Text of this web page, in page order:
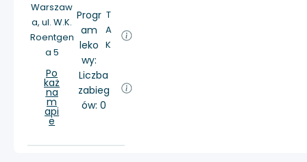
Warszaw
a, ul. W.K.
Roentgen
a 5
Po
każ
na
m
api
e
Progr
am
leko
wy:
T
A
K
Liczba
zabieg
ów: 0